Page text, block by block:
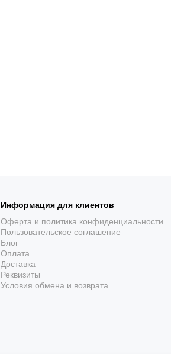
Информация для клиентов
Оферта и политика конфиденциальности
Пользовательское соглашение
Блог
Оплата
Доставка
Реквизиты
Условия обмена и возврата